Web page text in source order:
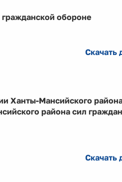
обороне
Скачать
Ханты-Мансийского
района сил
Скачать